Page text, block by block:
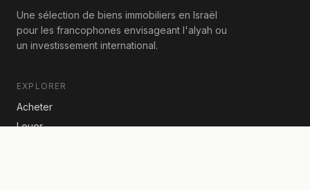
Une sélection de biens immobiliers en Israël
pour les francophones envisageant l'alyah ou
un investissement international.
EXPLORER
Acheter
Louer